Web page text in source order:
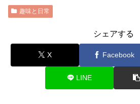
趣味と日常
シェアする
X Facebook
LINE